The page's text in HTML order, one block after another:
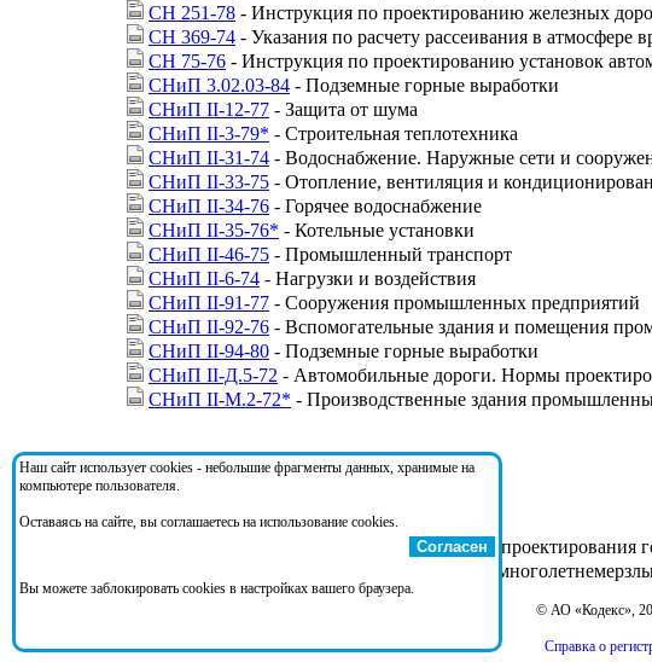
СН 251-78 - Инструкция по проектированию железных
СН 369-74 - Указания по расчету рассеивания в
СН 75-76 - Инструкция по проектированию установок
СНиП 3.02.03-84 - Подземные горные выработки
СНиП II-12-77 - Защита от шума
СНиП II-3-79* - Строительная теплотехника
СНиП II-31-74 - Водоснабжение. Наружные сети и
СНиП II-33-75 - Отопление, вентиляция и
СНиП II-34-76 - Горячее водоснабжение
СНиП II-35-76* - Котельные установки
СНиП II-46-75 - Промышленный транспорт
СНиП II-6-74 - Нагрузки и воздействия
СНиП II-91-77 - Сооружения промышленных предприятий
СНиП II-92-76 - Вспомогательные здания и помещения
СНиП II-94-80 - Подземные горные выработки
СНиП II-Д.5-72 - Автомобильные дороги. Нормы
СНиП II-М.2-72* - Производственные здания
На документ ссылаются:
- Нормы технологического
- Инструкция по разработке
© АО «Кодекс»,
Справка о
Наш сайт использует cookies - небольшие фрагменты данных, хранимые на
компьютере пользователя.
Оставаясь на сайте, вы соглашаетесь на использование cookies.
Согласен
Вы можете заблокировать cookies в настройках вашего браузера.